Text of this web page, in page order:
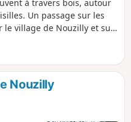
du Perche Sarthois (50
de tourisme du Perche
à travers bois, autour
Un passage sur les
le village de Nouzilly et sur
Nouzilly